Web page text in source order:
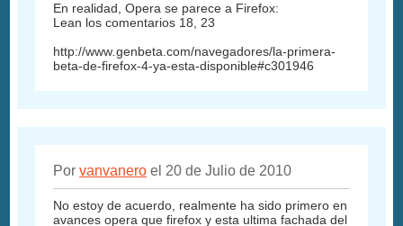
En realidad, Opera se parece a Firefox:
Lean los comentarios 18, 23
http://www.genbeta.com/navegadores/la-primera-
beta-de-firefox-4-ya-esta-disponible#c301946
Porvanvanero el 20 de Julio de 2010
No estoy de acuerdo, realmente ha sido primero en
avances opera que firefox y esta ultima fachada del